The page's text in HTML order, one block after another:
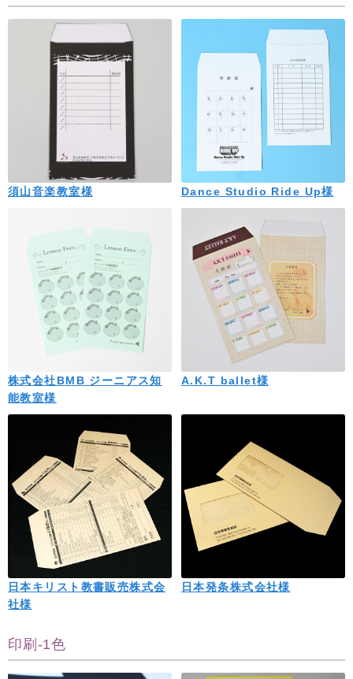
須山音楽教室様 Dance Studio Ride Up様
株式会社BMB ジーニアス知
能教室様
A.K.T ballet様
日本キリスト教書販売株式会
社様
日本発条株式会社様
印刷-1色